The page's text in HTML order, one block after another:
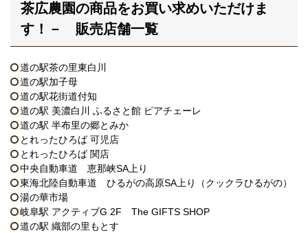
茶広農園の商品をお買い求めいただけま
す！－ 販売店舗一覧
道の駅茶の里東白川
道の駅加子母
道の駅花街道付知
道の駅 美濃白川 ふるさと館 ピアチェーレ
道の駅 半布里の郷とみか
とれったひろば 可児店
とれったひろば 関店
中央自動車道 恵那峡SA上り
東海北陸自動車道 ひるがの高原SA上り（クックラひるがの）
湯の華市場
岐阜駅 アクティブG 2F The GIFTS SHOP
道の駅 織部の里もとす